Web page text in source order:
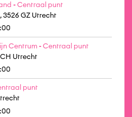
- Centraal punt
3526 GZ Utrecht
Centrum - Centraal punt
CH Utrecht
punt